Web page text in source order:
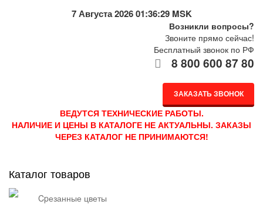
7 Августа 2026 01:36:29 MSK
Возникли вопросы?
Звоните прямо сейчас!
Бесплатный звонок по РФ
8 800 600 87 80
ЗАКАЗАТЬ ЗВОНОК
Как купить
Доставка
ВЕДУТСЯ ТЕХНИЧЕСКИЕ РАБОТЫ.
НАЛИЧИЕ И ЦЕНЫ В КАТАЛОГЕ НЕ АКТУАЛЬНЫ. ЗАКАЗЫ
ЧЕРЕЗ КАТАЛОГ НЕ ПРИНИМАЮТСЯ!
Каталог товаров
cpезанные цветы